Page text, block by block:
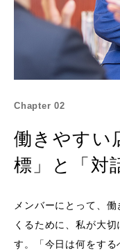
Chapter 02
働きやすい
標」と「対
メンバーにとって、
くるために、私が大
す。「今日は何をす